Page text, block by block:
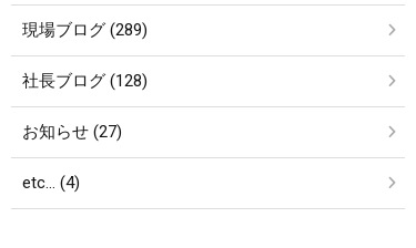
現場ブログ (289)
社長ブログ (128)
お知らせ (27)
etc… (4)